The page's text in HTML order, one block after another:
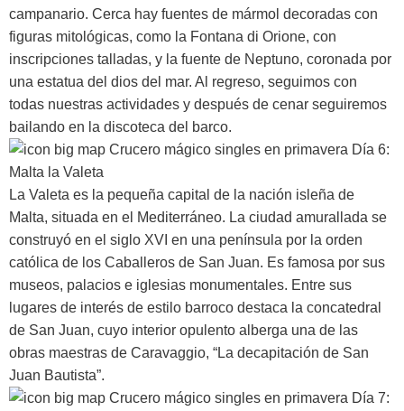
campanario. Cerca hay fuentes de mármol decoradas con
figuras mitológicas, como la Fontana di Orione, con
inscripciones talladas, y la fuente de Neptuno, coronada por
una estatua del dios del mar. Al regreso, seguimos con
todas nuestras actividades y después de cenar seguiremos
bailando en la discoteca del barco.
Día 6:
Malta la Valeta
La Valeta es la pequeña capital de la nación isleña de
Malta, situada en el Mediterráneo. La ciudad amurallada se
construyó en el siglo XVI en una península por la orden
católica de los Caballeros de San Juan. Es famosa por sus
museos, palacios e iglesias monumentales. Entre sus
lugares de interés de estilo barroco destaca la concatedral
de San Juan, cuyo interior opulento alberga una de las
obras maestras de Caravaggio, “La decapitación de San
Juan Bautista”.
Día 7: